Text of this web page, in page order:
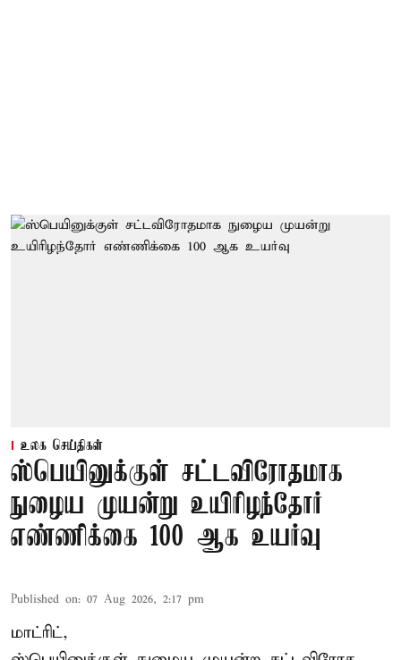
உலக செய்திகள்
ஸ்பெயினுக்குள் சட்டவிரோதமாக
நுழைய முயன்று உயிரிழந்தோர்
எண்ணிக்கை 100 ஆக உயர்வு
Published on: 07 Aug 2026, 2:17 pm
மாட்ரிட்,